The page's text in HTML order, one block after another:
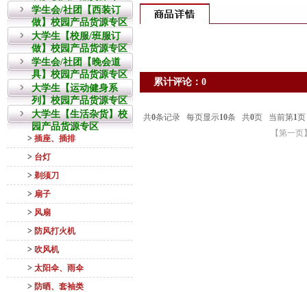
学生会/社团【西装订
做】校园产品货源专区
大学生【校服/班服订
做】校园产品货源专区
学生会/社团【晚会道
具】校园产品货源专区
大学生【运动健身系
列】校园产品货源专区
大学生【生活杂货】校
园产品货源专区
> 插座、插排
> 台灯
> 剃须刀
> 扇子
> 风扇
> 防风打火机
> 吹风机
> 太阳伞、雨伞
> 防晒、套袖类
累计评论：0